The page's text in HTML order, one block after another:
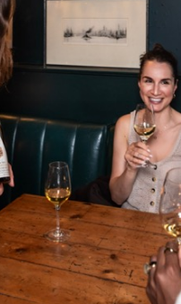
Veuillez contacter
Support
Nous contacter
Inscrire votre
FAQ